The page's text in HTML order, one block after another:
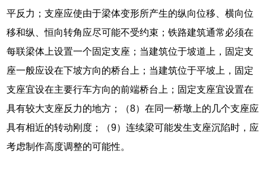
平反力；支座应使由于梁体变形所产生的纵向位移、横向位
移和纵、恒向转角应尽可能不受约束；铁路建筑通常必须在
每联梁体上设置一个固定支座；当建筑位于坡道上，固定支
座一般应设在下坡方向的桥台上；当建筑位于平坡上，固定
支座宜设在主要行车方向的前端桥台上；固定支座宜设置在
具有较大支座反力的地方；（8）在同一桥墩上的几个支座应
具有相近的转动刚度；（9）连续梁可能发生支座沉陷时，应
考虑制作高度调整的可能性。